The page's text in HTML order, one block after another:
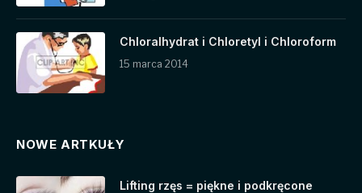
Chloralhydrat i Chloretyl i Chloroform
15 marca 2014
NOWE ARTKUŁY
Lifting rzęs = piękne i podkręcone